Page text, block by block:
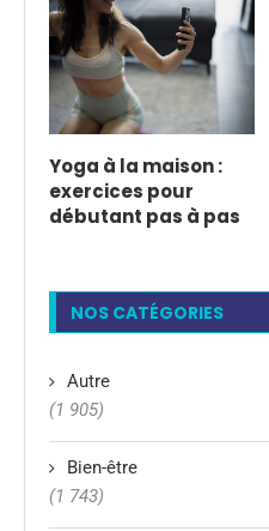
Yoga à la maison :
exercices pour
débutant pas à pas
NOS CATÉGORIES
Autre
(1 905)
Bien-être
(1 743)